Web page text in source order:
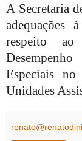
A Secretaria
respeito
Especiais
Unidades